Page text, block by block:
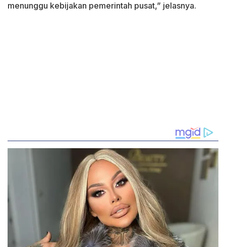
menunggu kebijakan pemerintah pusat,” jelasnya.